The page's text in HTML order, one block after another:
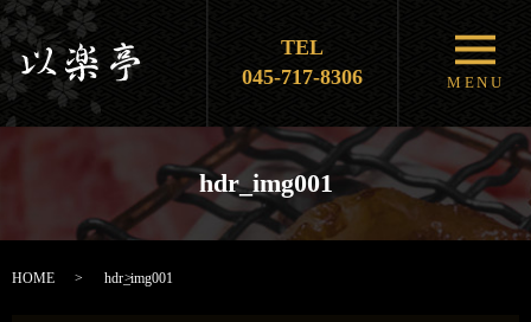
TEL
045-717-8306
MENU
hdr_img001
HOME hdr_img001